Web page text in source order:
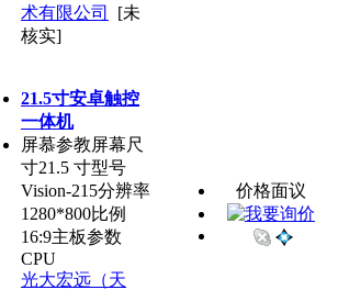
术有限公司
[未
核实]
21.5寸安卓触控
一体机
屏慕参教屏幕尺
寸21.5 寸型号
Vision-215分辨率
1280*800比例
16:9主板参数
CPU
光大宏远（天
价格面议